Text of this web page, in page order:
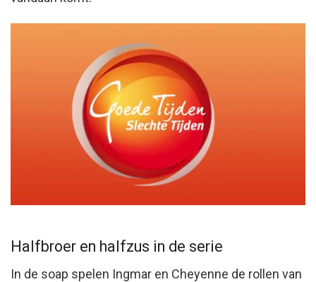
Halfbroer en halfzus in de serie
In de soap spelen Ingmar en Cheyenne de rollen van